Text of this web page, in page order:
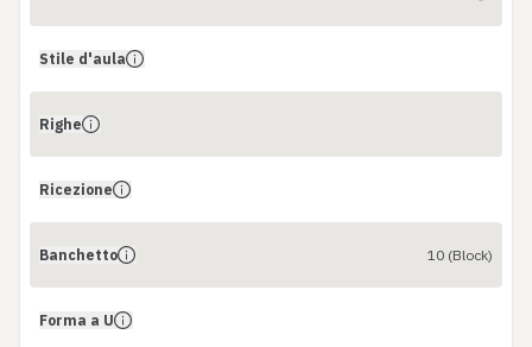
Stile d'aula
Righe
Ricezione
Banchetto 10 (Block)
Forma a U